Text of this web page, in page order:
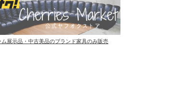
ム展示品・中古美品のブランド家具のみ販売